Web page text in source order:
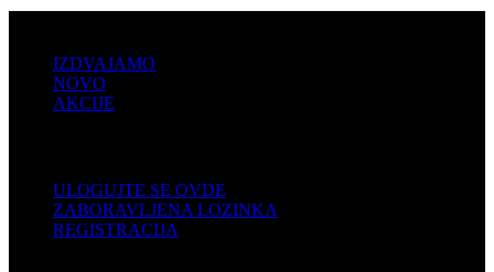
IZDVAJAMO
NOVO
AKCIJE
ULOGUJTE SE OVDE
ZABORAVLJENA LOZINKA
REGISTRACIJA